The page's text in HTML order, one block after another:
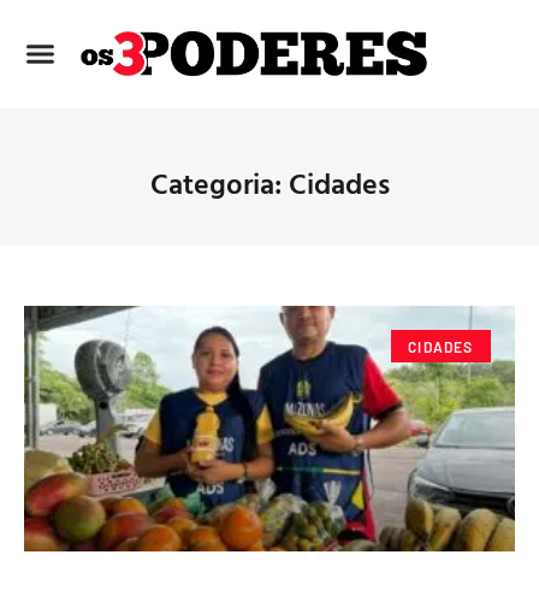
Categoria: Cidades
CIDADES